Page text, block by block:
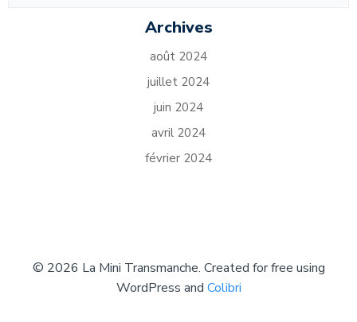
Archives
août 2024
juillet 2024
juin 2024
avril 2024
février 2024
© 2026 La Mini Transmanche. Created for free using
WordPress and Colibri